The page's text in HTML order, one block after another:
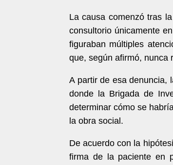
La causa comenzó tras
consultorio únicamente
figuraban múltiples
que, según afirmó, nunca
A partir de esa denuncia,
donde la Brigada de
determinar cómo se
la obra social.
De acuerdo con la
firma de la paciente en